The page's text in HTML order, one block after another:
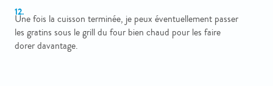
Une fois la cuisson terminée, je peux éventuellement passer
les gratins sous le grill du four bien chaud pour les faire
dorer davantage.